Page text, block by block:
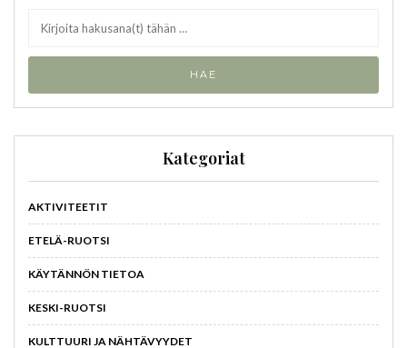
Kategoriat
AKTIVITEETIT
ETELÄ-RUOTSI
KÄYTÄNNÖN TIETOA
KESKI-RUOTSI
KULTTUURI JA NÄHTÄVYYDET